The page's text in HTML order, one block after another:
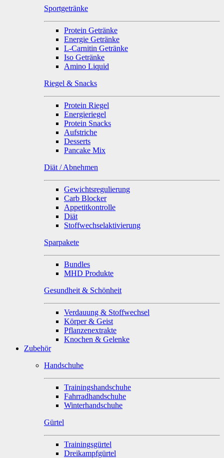
Sportgetränke
Protein Getränke
Energie Getränke
L-Carnitin Getränke
Iso Getränke
Amino Liquid
Riegel & Snacks
Protein Riegel
Energieriegel
Protein Snacks
Aufstriche
Desserts
Pancake Mix
Diät / Abnehmen
Gewichtsregulierung
Carb Blocker
Appetitkontrolle
Diät
Stoffwechselaktivierung
Sparpakete
Bundles
MHD Produkte
Gesundheit & Schönheit
Verdauung & Stoffwechsel
Körper & Geist
Pflanzenextrakte
Knochen & Gelenke
Zubehör
Handschuhe
Trainingshandschuhe
Fahrradhandschuhe
Winterhandschuhe
Gürtel
Trainingsgürtel
Dreikampfgürtel